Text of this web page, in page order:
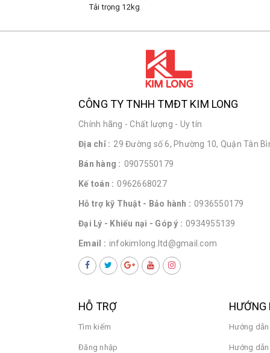
Tải trọng 12kg
CÔNG TY TNHH TMĐT KIM LONG
Chính hãng - Chất lượng - Uy tín
Địa chỉ : 29 Đường số 6, Phường 10, Quận Tân
Bán hàng : 0907550179
Kế toán : 0962668027
Hỗ trợ kỹ Thuật - Bảo hành : 0936550179
Đại Lý - Khiếu nại - Góp ý : 0934955139
Email : infokimlong.ltd@gmail.com
HỖ TRỢ
Tìm kiếm
Đăng nhập
HƯỚNG
Hướng
Hướng